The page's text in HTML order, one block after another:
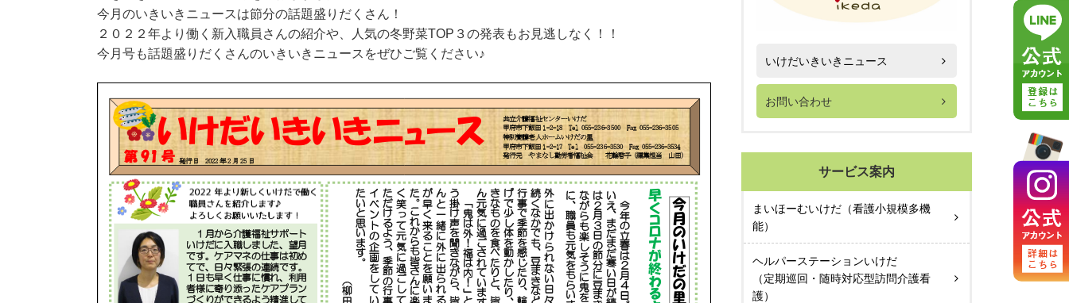
今月のいきいきニュースは節分の話題盛りだくさん！
２０２２年より働く新入職員さんの紹介や、人気の冬野菜TOP３の発表もお見逃しなく！！
今月号も話題盛りだくさんのいきいきニュースをぜひご覧ください♪
いけだいきいきニュース
お問い合わせ
サービス案内
まいほーむいけだ（看護小規模多機
能）
ヘルパーステーションいけだ
（定期巡回・随時対応型訪問介護看
護）